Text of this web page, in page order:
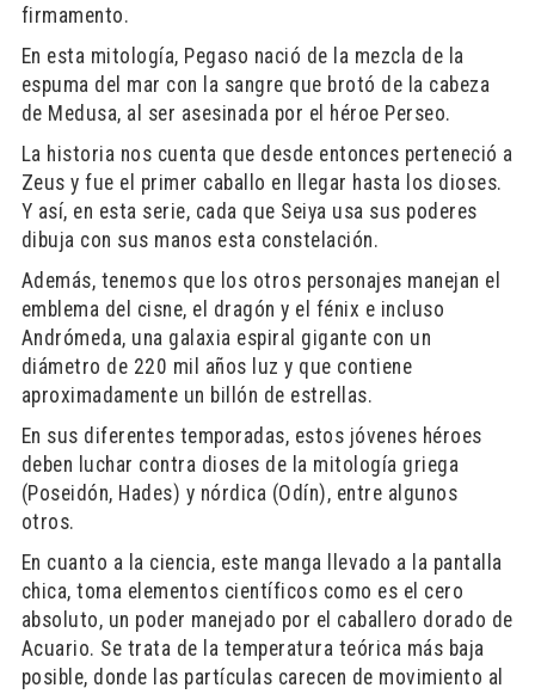
firmamento.
En esta mitología, Pegaso nació de la mezcla de la
espuma del mar con la sangre que brotó de la cabeza
de Medusa, al ser asesinada por el héroe Perseo.
La historia nos cuenta que desde entonces perteneció a
Zeus y fue el primer caballo en llegar hasta los dioses.
Y así, en esta serie, cada que Seiya usa sus poderes
dibuja con sus manos esta constelación.
Además, tenemos que los otros personajes manejan el
emblema del cisne, el dragón y el fénix e incluso
Andrómeda, una galaxia espiral gigante con un
diámetro de 220 mil años luz y que contiene
aproximadamente un billón de estrellas.
En sus diferentes temporadas, estos jóvenes héroes
deben luchar contra dioses de la mitología griega
(Poseidón, Hades) y nórdica (Odín), entre algunos
otros.
En cuanto a la ciencia, este manga llevado a la pantalla
chica, toma elementos científicos como es el cero
absoluto, un poder manejado por el caballero dorado de
Acuario. Se trata de la temperatura teórica más baja
posible, donde las partículas carecen de movimiento al